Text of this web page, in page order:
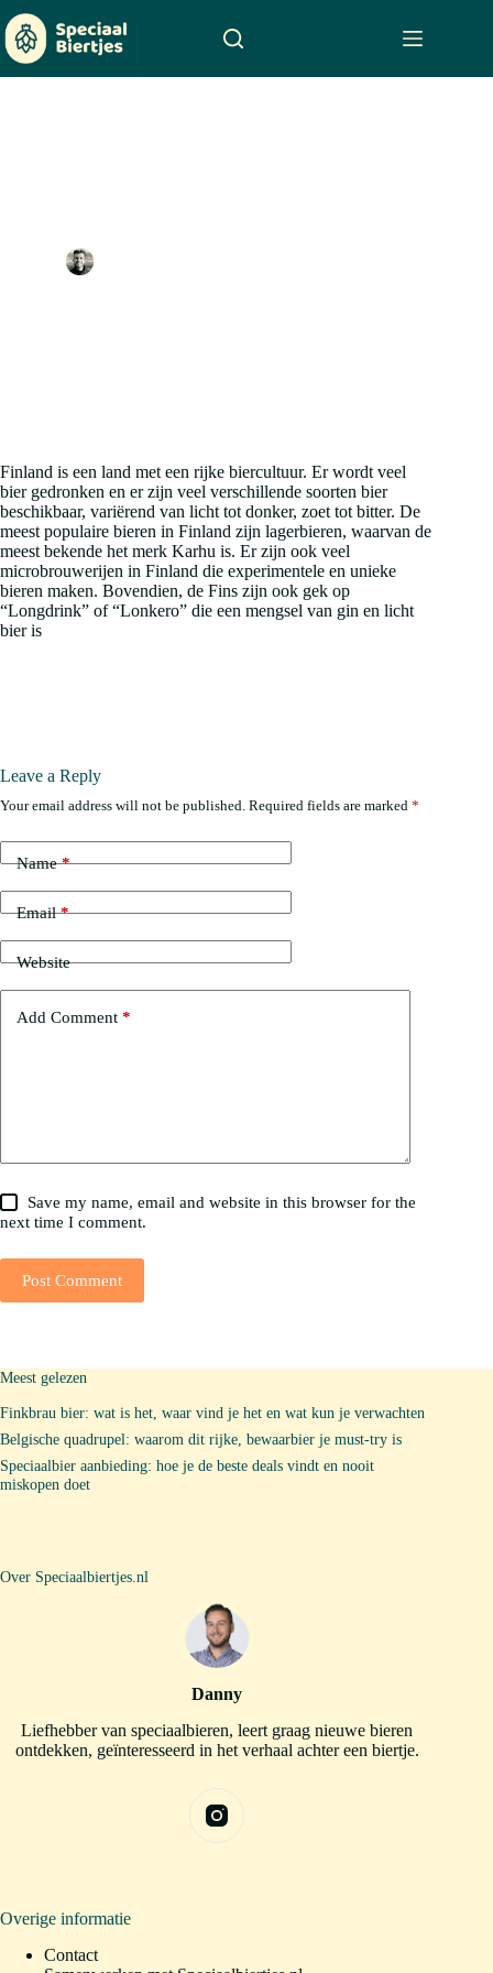
to
content
Finland is een land met een rijke biercultuur. Er wordt veel
bier gedronken en er zijn veel verschillende soorten bier
beschikbaar, variërend van licht tot donker, zoet tot bitter. De
meest populaire bieren in Finland zijn lagerbieren, waarvan de
meest bekende het merk Karhu is. Er zijn ook veel
microbrouwerijen in Finland die experimentele en unieke
bieren maken. Bovendien, de Fins zijn ook gek op
“Longdrink” of “Lonkero” die een mengsel van gin en licht
bier is
Leave a Reply
Your email address will not be published. Required fields are marked *
Name*
Email*
Website
Add Comment *
Save my name, email and website in this browser for the
next time I comment.
Post Comment
Meest gelezen
Finkbrau bier: wat is het, waar vind je het en wat kun je verwachten
Belgische quadrupel: waarom dit rijke, bewaarbier je must-try is
Speciaalbier aanbieding: hoe je de beste deals vindt en nooit
miskopen doet
Over Speciaalbiertjes.nl
Danny
Liefhebber van speciaalbieren, leert graag nieuwe bieren
ontdekken, geïnteresseerd in het verhaal achter een biertje.
Overige informatie
Contact